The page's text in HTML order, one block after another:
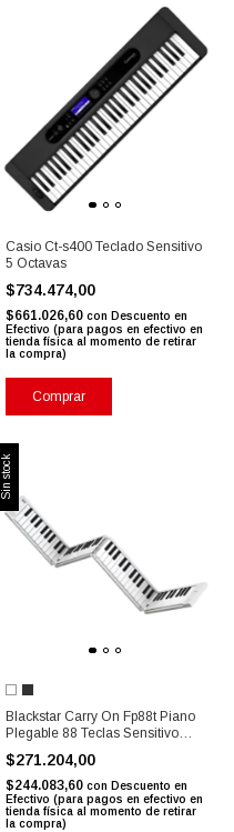
Casio Ct-s400 Teclado Sensitivo
5 Octavas
$734.474,00
$661.026,60 con Descuento en
Efectivo (para pagos en efectivo en
tienda física al momento de retirar
la compra)
Comprar
Sin stock
Blackstar Carry On Fp88t Piano
Plegable 88 Teclas Sensitivo
Color Blanco
$271.204,00
$244.083,60 con Descuento en
Efectivo (para pagos en efectivo en
tienda física al momento de retirar
la compra)